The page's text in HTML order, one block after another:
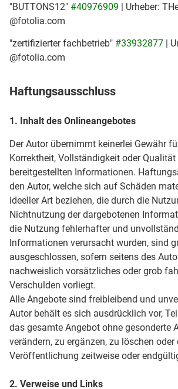
"BUTTONS12" #40976909 | Urheber:
@fotolia.com
"zertifizierter fachbetrieb" #33932877 |
@fotolia.com
Haftungsausschluss
1. Inhalt des Onlineangebotes
Der Autor übernimmt keinerlei Gewähr
Korrektheit, Vollständigkeit oder Qualität
bereitgestellten Informationen.
den Autor, welche sich auf Schäden
ideeller Art beziehen, die durch die
Nichtnutzung der dargebotenen
die Nutzung fehlerhafter und
Informationen verursacht wurden, sind
ausgeschlossen, sofern seitens des
nachweislich vorsätzliches oder grob
Verschulden vorliegt.
Alle Angebote sind freibleibend und
Autor behält es sich ausdrücklich vor,
das gesamte Angebot ohne gesonderte
verändern, zu ergänzen, zu löschen oder
Veröffentlichung zeitweise oder
2. Verweise und Links